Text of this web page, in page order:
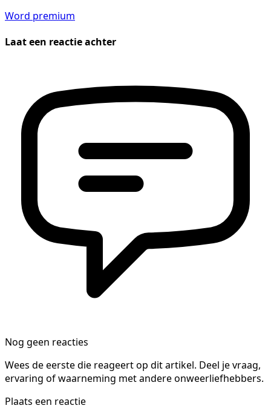
Word premium
Laat een reactie achter
Nog geen reacties
Wees de eerste die reageert op dit artikel. Deel je vraag,
ervaring of waarneming met andere onweerliefhebbers.
Plaats een reactie